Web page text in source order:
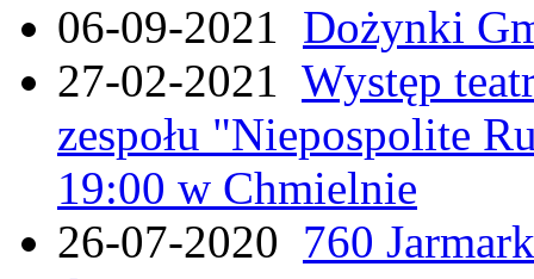
06-09-2021 Dożynki
27-02-2021 Występ
zespołu "Niepospolite
19:00 w Chmielnie
26-07-2020 760